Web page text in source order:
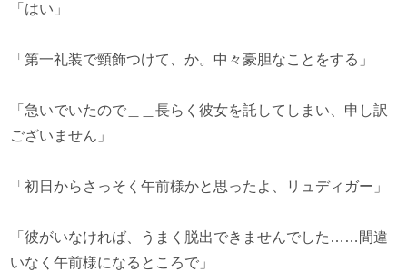
「はい」
「第一礼装で頸飾つけて、か。中々豪胆なことをする」
「急いでいたので＿＿長らく彼女を託してしまい、申し訳
ございません」
「初日からさっそく午前様かと思ったよ、リュディガー」
「彼がいなければ、うまく脱出できませんでした……間違
いなく午前様になるところで」